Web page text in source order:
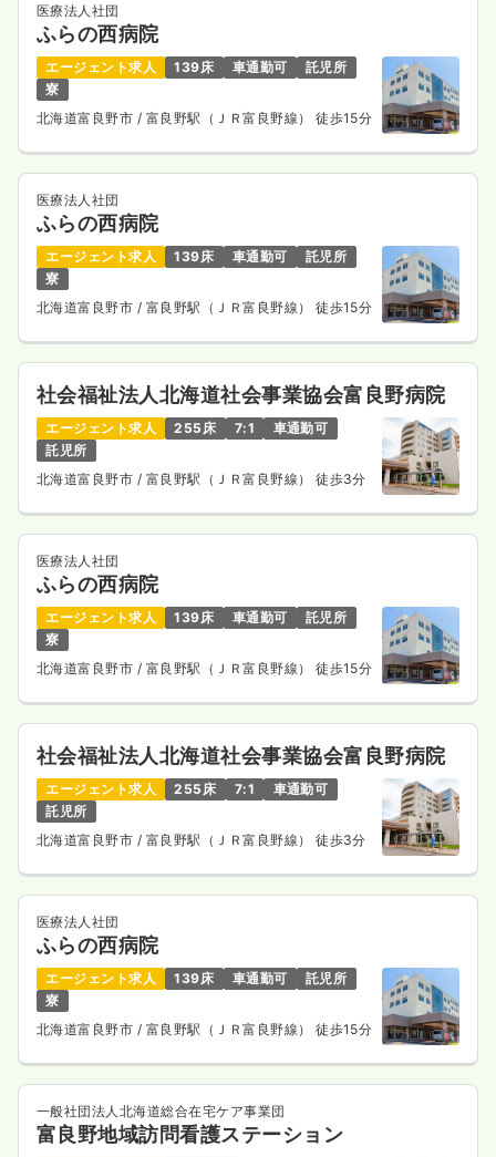
医療法人社団
ふらの西病院
エージェント求人 139床 車通勤可
託児所
寮
北海道富良野市 / 富良野駅（ＪＲ富良野線） 徒歩15分
医療法人社団
ふらの西病院
エージェント求人 139床 車通勤可
託児所
寮
北海道富良野市 / 富良野駅（ＪＲ富良野線） 徒歩15分
社会福祉法人北海道社会事業協会富良野病院
エージェント求人 255床 7:1
車通勤可
託児所
北海道富良野市 / 富良野駅（ＪＲ富良野線） 徒歩3分
医療法人社団
ふらの西病院
エージェント求人 139床 車通勤可
託児所
寮
北海道富良野市 / 富良野駅（ＪＲ富良野線） 徒歩15分
社会福祉法人北海道社会事業協会富良野病院
エージェント求人 255床 7:1
車通勤可
託児所
北海道富良野市 / 富良野駅（ＪＲ富良野線） 徒歩3分
医療法人社団
ふらの西病院
エージェント求人 139床 車通勤可
託児所
寮
北海道富良野市 / 富良野駅（ＪＲ富良野線） 徒歩15分
一般社団法人北海道総合在宅ケア事業団
富良野地域訪問看護ステーション